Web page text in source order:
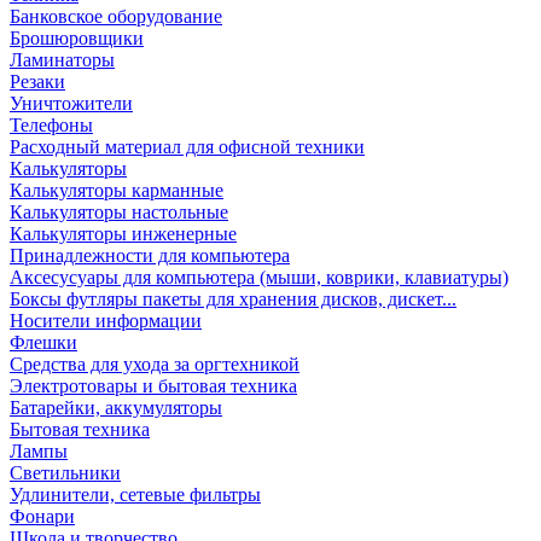
Банковское оборудование
Брошюровщики
Ламинаторы
Резаки
Уничтожители
Телефоны
Расходный материал для офисной техники
Калькуляторы
Калькуляторы карманные
Калькуляторы настольные
Калькуляторы инженерные
Принадлежности для компьютера
Аксесусуары для компьютера (мыши, коврики, клавиатуры)
Боксы футляры пакеты для хранения дисков, дискет...
Носители информации
Флешки
Средства для ухода за оргтехникой
Электротовары и бытовая техника
Батарейки, аккумуляторы
Бытовая техника
Лампы
Светильники
Удлинители, сетевые фильтры
Фонари